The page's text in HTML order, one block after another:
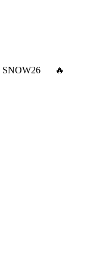
SNOW26 🔥